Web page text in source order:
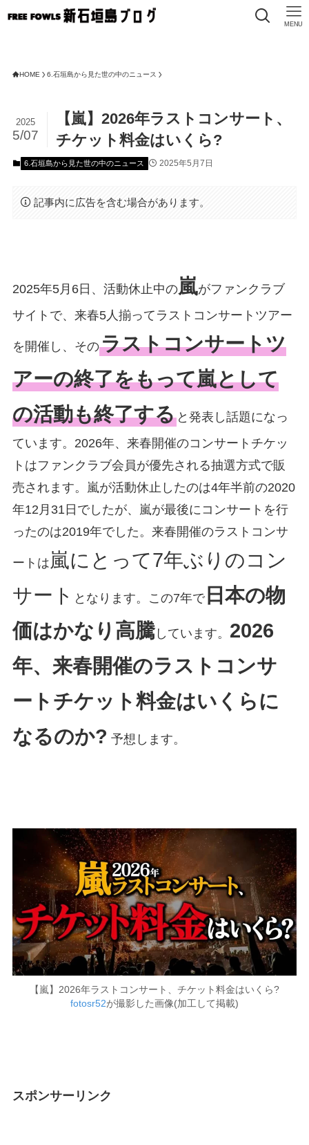
MENU
HOME 6.石垣島から見た世の中のニュース
【嵐】2026年ラストコンサート、
チケット料金はいくら?
2025
5/07
6.石垣島から見た世の中のニュース 2025年5月7日
記事内に広告を含む場合があります。
2025年5月6日、活動休止中の嵐がファンクラブ
サイトで、来春5人揃ってラストコンサートツアー
を開催し、そのラストコンサートツ
アーの終了をもって嵐として
の活動も終了すると発表し話題になっ
ています。2026年、来春開催のコンサートチケッ
トはファンクラブ会員が優先される抽選方式で販
売されます。嵐が活動休止したのは4年半前の2020
年12月31日でしたが、嵐が最後にコンサートを行
ったのは2019年でした。来春開催のラストコンサ
ートは 嵐にとって7年ぶりのコン
サート となります。この7年で日本の物
価はかなり高騰しています。 2026
年、来春開催のラストコンサ
ートチケット料金はいくらに
なるのか? 予想します。
【嵐】2026年ラストコンサート、チケット料金はいくら?
fotosr52が撮影した画像(加工して掲載)
スポンサーリンク